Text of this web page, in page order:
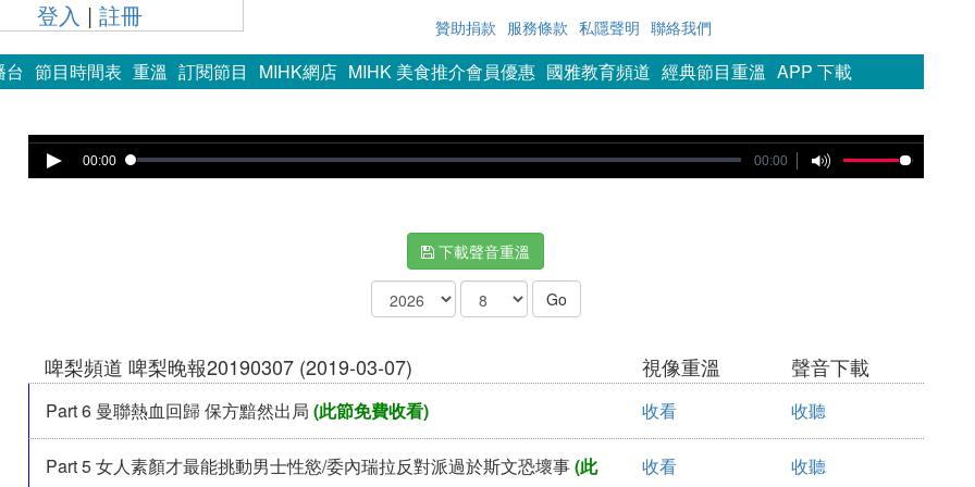
登入 |註冊 贊助捐款 服務條款 私隱聲明 聯絡我們
台 節目時間表 重溫 訂閱節目 MIHK網店 MIHK 美食推介會員優惠 國雅教育頻道 經典節目重溫 APP 下載
Error loading media: File could not be played
00:00 00:00
下載聲音重溫
啤梨頻道 啤梨晚報20190307 (2019-03-07) 視像重溫 聲音下載
Part 6 曼聯熱血回歸 保方黯然出局 (此節免費收看) 收看 收聽
Part 5 女人素顏才最能挑動男士性慾/委內瑞拉反對派過於斯文恐壞事(此 收看 收聽